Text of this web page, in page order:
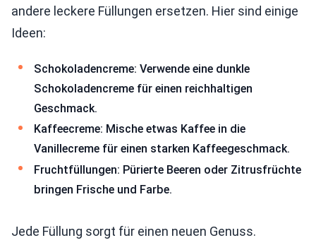
andere leckere Füllungen ersetzen. Hier sind einige
Ideen:
Schokoladencreme: Verwende eine dunkle
Schokoladencreme für einen reichhaltigen
Geschmack.
Kaffeecreme: Mische etwas Kaffee in die
Vanillecreme für einen starken Kaffeegeschmack.
Fruchtfüllungen: Pürierte Beeren oder Zitrusfrüchte
bringen Frische und Farbe.
Jede Füllung sorgt für einen neuen Genuss.